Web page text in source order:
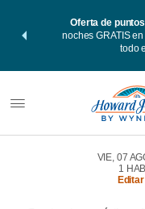
Oferta de
noches GRATIS
todo
VIE, 07
1